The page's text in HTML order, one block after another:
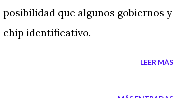
que algunos gobiernos y
chip identificativo.
LEER MÁS